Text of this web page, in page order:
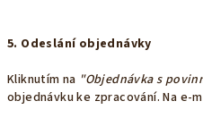
5. Odeslání objednávky
Kliknutím na "Objednávka s
objednávku ke zpracování. Na e-